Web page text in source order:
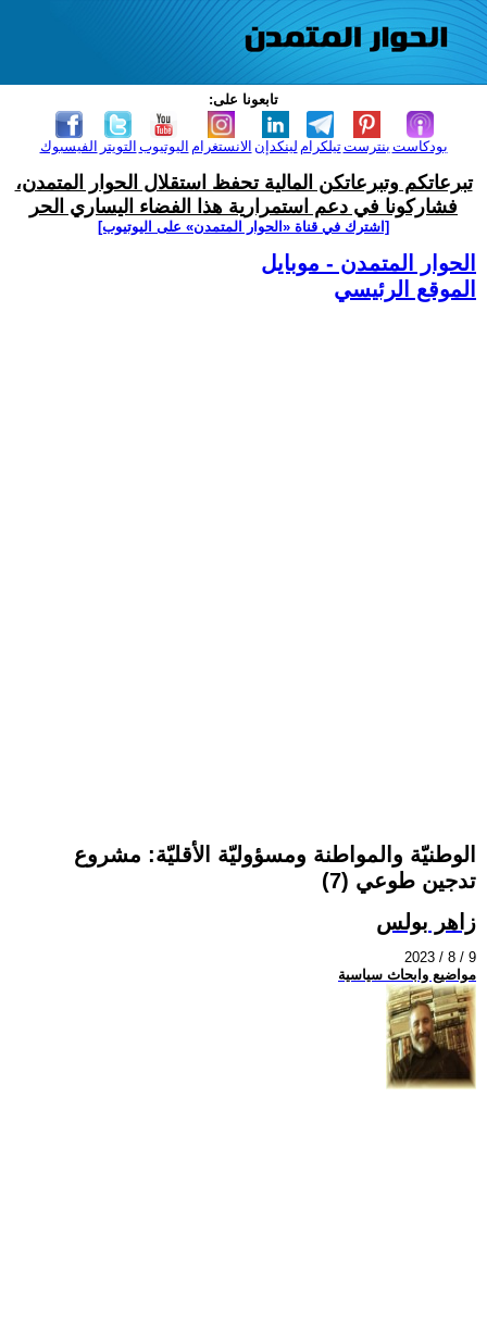
تابعونا على:
الفيسبوك التويتر اليوتيوب الانستغرام لينكدإن تيلكرامبنترست بودكاست
تبرعاتكم وتبرعاتكن المالية تحفظ استقلال الحوار المتمدن،
فشاركونا في دعم استمرارية هذا الفضاء اليساري الحر
[اشترك في قناة ‫«الحوار المتمدن» على اليوتيوب]
الحوار المتمدن - موبايل
الموقع الرئيسي
الوطنيّة والمواطنة ومسؤوليّة الأقليّة: مشروع
تدجين طوعي (7)
زاهر بولس
2023 / 8 / 9
مواضيع وابحاث سياسية